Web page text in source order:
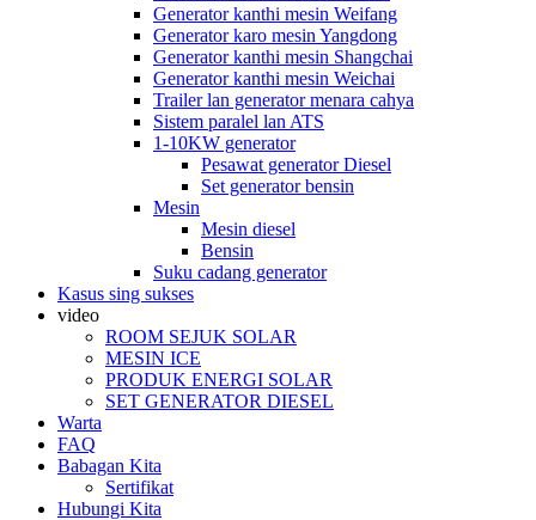
Generator kanthi mesin Weifang
Generator karo mesin Yangdong
Generator kanthi mesin Shangchai
Generator kanthi mesin Weichai
Trailer lan generator menara cahya
Sistem paralel lan ATS
1-10KW generator
Pesawat generator Diesel
Set generator bensin
Mesin
Mesin diesel
Bensin
Suku cadang generator
Kasus sing sukses
video
ROOM SEJUK SOLAR
MESIN ICE
PRODUK ENERGI SOLAR
SET GENERATOR DIESEL
Warta
FAQ
Babagan Kita
Sertifikat
Hubungi Kita